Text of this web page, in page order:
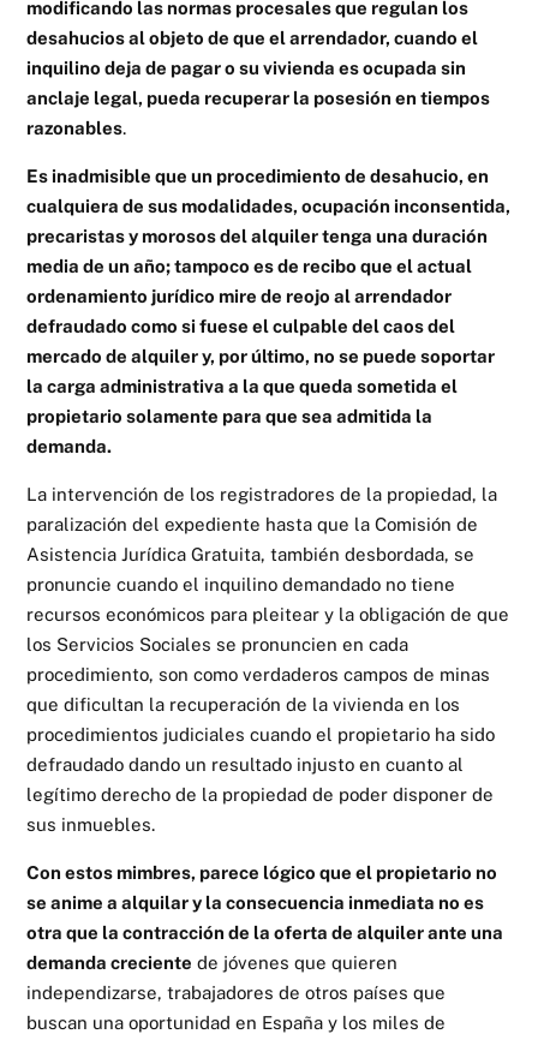
modificando las normas procesales que regulan los
desahucios al objeto de que el arrendador, cuando el
inquilino deja de pagar o su vivienda es ocupada sin
anclaje legal, pueda recuperar la posesión en tiempos
razonables.
Es inadmisible que un procedimiento de desahucio, en
cualquiera de sus modalidades, ocupación inconsentida,
precaristas y morosos del alquiler tenga una duración
media de un año; tampoco es de recibo que el actual
ordenamiento jurídico mire de reojo al arrendador
defraudado como si fuese el culpable del caos del
mercado de alquiler y, por último, no se puede soportar
la carga administrativa a la que queda sometida el
propietario solamente para que sea admitida la
demanda.
La intervención de los registradores de la propiedad, la
paralización del expediente hasta que la Comisión de
Asistencia Jurídica Gratuita, también desbordada, se
pronuncie cuando el inquilino demandado no tiene
recursos económicos para pleitear y la obligación de que
los Servicios Sociales se pronuncien en cada
procedimiento, son como verdaderos campos de minas
que dificultan la recuperación de la vivienda en los
procedimientos judiciales cuando el propietario ha sido
defraudado dando un resultado injusto en cuanto al
legítimo derecho de la propiedad de poder disponer de
sus inmuebles.
Con estos mimbres, parece lógico que el propietario no
se anime a alquilar y la consecuencia inmediata no es
otra que la contracción de la oferta de alquiler ante una
demanda creciente de jóvenes que quieren
independizarse, trabajadores de otros países que
buscan una oportunidad en España y los miles de